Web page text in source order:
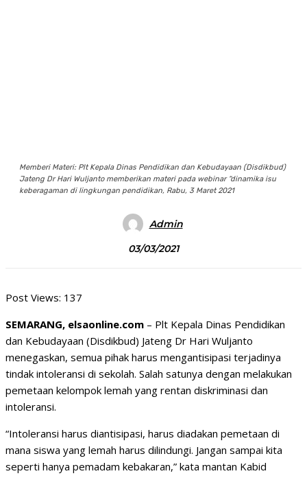
Memberi Materi: Plt Kepala Dinas Pendidikan dan Kebudayaan (Disdikbud)
Jateng Dr Hari Wuljanto memberikan materi pada webinar “dinamika isu
keberagaman di lingkungan pendidikan, Rabu, 3 Maret 2021
Admin
03/03/2021
Post Views: 137
SEMARANG, elsaonline.com – Plt Kepala Dinas Pendidikan
dan Kebudayaan (Disdikbud) Jateng Dr Hari Wuljanto
menegaskan, semua pihak harus mengantisipasi terjadinya
tindak intoleransi di sekolah. Salah satunya dengan melakukan
pemetaan kelompok lemah yang rentan diskriminasi dan
intoleransi.
“Intoleransi harus diantisipasi, harus diadakan pemetaan di
mana siswa yang lemah harus dilindungi. Jangan sampai kita
seperti hanya pemadam kebakaran,” kata mantan Kabid